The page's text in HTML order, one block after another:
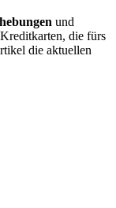
und
die fürs
die aktuellen